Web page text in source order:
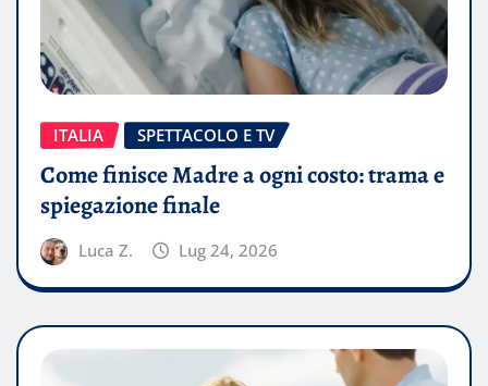
ITALIA SPETTACOLO E TV
Come finisce Madre a ogni costo: trama e
spiegazione finale
Luca Z. Lug 24, 2026